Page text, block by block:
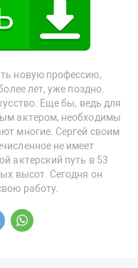
новую профессию,
лет, уже поздно.
Еще бы, ведь для
актером, необходимы
многие. Сергей своим
не имеет
актерский путь в 53
высот. Сегодня он
работу.